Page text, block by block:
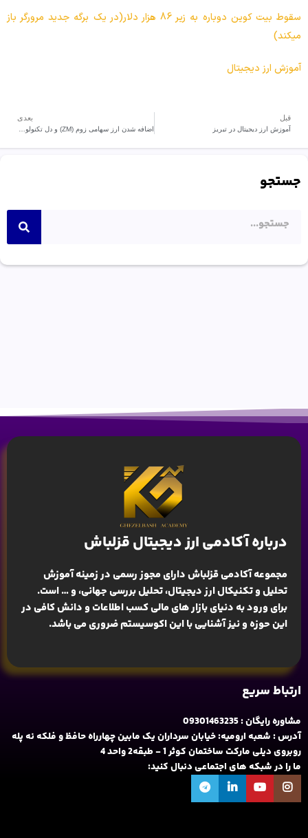
سقوط بیت کوین دوباره به زیر 86 هزار دلار(در یک برگه جدید مرورگر باز
میکند)
آموزش ارز دیجیتال
قبل
آموزش ارز دیجیتال در تبریز
بعدی
جستجو
درباره آکادمی ارز دیجیتال قزلباش
مجموعه آکادمی قزلباش دارای مجوز رسمی در زمینهآموزش
تحلیل و تکنیکال ارز دیجیتال، تحلیل بررسی جهانی، و … است.
برای ورود به دنیای بازار های مالی کسب اطلاعات و دانش کافی در
این حوزه و نیز آشنایی با این اکوسیستم ضروری می باشد.
ارتباط سریع
مشاوره رایگان : 09301463235
آدرس : شعبه ارومیه: خیابان سرداران یک مابین چهارراه حافظ و فلکه نه پله
روبروی دیلی مارکت ساختمان کوثر 1 - طبقه2 واحد 4
ما را در شبکه های اجتماعی دنبال کنید: